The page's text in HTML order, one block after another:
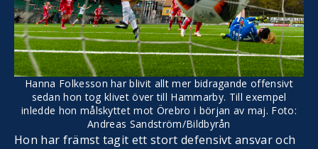
Hanna Folkesson har blivit allt mer bidragande offensivt
sedan hon tog klivet över till Hammarby. Till exempel
inledde hon målskyttet mot Örebro i början av maj. Foto:
Andreas Sandström/Bildbyrån
Hon har främst tagit ett stort defensivt ansvar och